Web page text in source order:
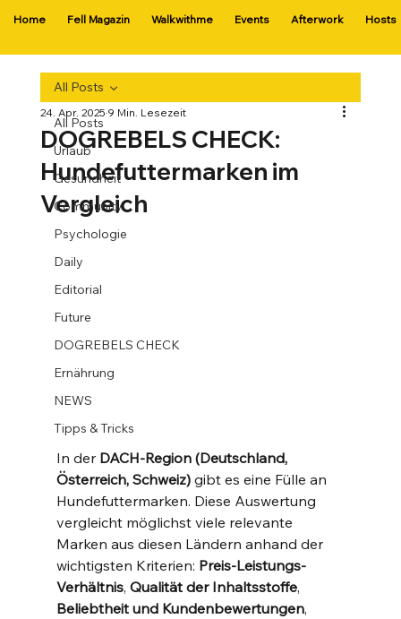
All Posts
Urlaub
Gesundheit
Community
Psychologie
Daily
Editorial
Future
DOGREBELS CHECK
Ernährung
NEWS
Tipps & Tricks
All Posts
DOGREBELS CHECK:
Hundefuttermarken im
Vergleich
24. Apr. 20259 Min. Lesezeit
In der DACH-Region (Deutschland,
Österreich, Schweiz) gibt es eine Fülle an
Hundefuttermarken. Diese Auswertung
vergleicht möglichst viele relevante
Marken aus diesen Ländern anhand der
wichtigsten Kriterien: Preis-Leistungs-
Verhältnis, Qualität der Inhaltsstoffe,
Beliebtheit und Kundenbewertungen,
Home Fell Magazin Walkwithme Events Afterwork Hosts